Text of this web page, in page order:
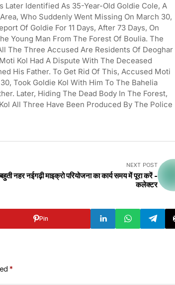
Later Identified As 35-Year-Old Goldie Cole, A
Who Suddenly Went Missing On March 30,
Of Goldie For 11 Days, After 73 Days, On
Young Man From The Forest Of Boulia. The
The Three Accused Are Residents Of Deoghar
Kol Had A Dispute With The Deceased
His Father. To Get Rid Of This, Accused Moti
Took Goldie Kol With Him To The Bahelia
Later, Hiding The Dead Body In The Forest,
All Three Have Been Produced By The Police
NEXT POST
बहुती नहर नईगढ़ी माइक्रो परियोजना का कार्य समय में पूरा करें -
कलेक्टर
Pin
*